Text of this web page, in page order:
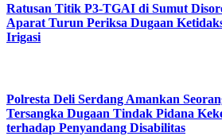
Ratusan Titik P3-TGAI di Sumut
Aparat Turun Periksa Dugaan
Irigasi
Polresta Deli Serdang Amankan
Tersangka Dugaan Tindak Pidana
terhadap Penyandang Disabilitas